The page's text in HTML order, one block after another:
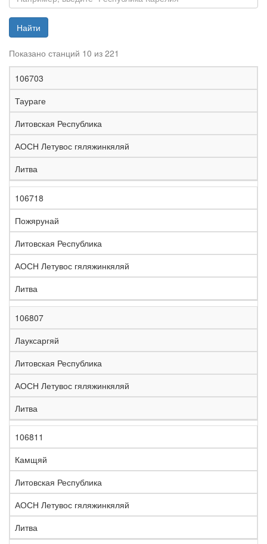
Найти
Показано станций 10 из 221
К
о
д
Н
а
з
в
а
н
и
е
т
а
н
а
е
е
з
н
а
я
о
о
а
е
и
н
106703
Таураге
Литовская Республика
АОСН Летувос гяляжинкяляй
Литва
106718
Пожярунай
Литовская Республика
АОСН Летувос гяляжинкяляй
Литва
106807
Лауксаргяй
Литовская Республика
АОСН Летувос гяляжинкяляй
Литва
106811
Камщяй
Литовская Республика
АОСН Летувос гяляжинкяляй
Литва